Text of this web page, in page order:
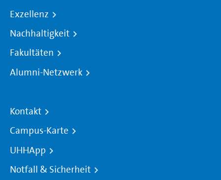
Exzellenz
Nachhaltigkeit
Fakultäten
Alumni-Netzwerk
Kontakt
Campus-Karte
UHHApp
Notfall & Sicherheit